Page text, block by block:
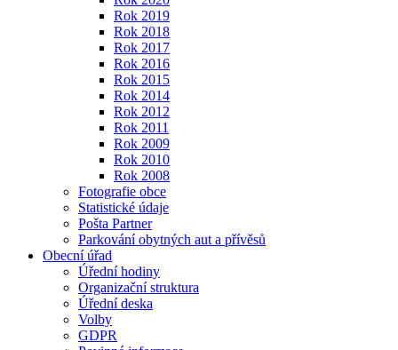
Rok 2019
Rok 2018
Rok 2017
Rok 2016
Rok 2015
Rok 2014
Rok 2012
Rok 2011
Rok 2009
Rok 2010
Rok 2008
Fotografie obce
Statistické údaje
Pošta Partner
Parkování obytných aut a přívěsů
Obecní úřad
Úřední hodiny
Organizační struktura
Úřední deska
Volby
GDPR